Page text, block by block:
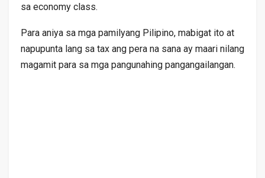
sa economy class.
Para aniya sa mga pamilyang Pilipino, mabigat ito at
napupunta lang sa tax ang pera na sana ay maari nilang
magamit para sa mga pangunahing pangangailangan.